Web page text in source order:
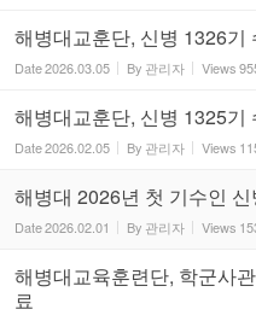
해병대교훈단, 신병 1326기
Date2026.03.05 By 관리자 Views
해병대교훈단, 신병 1325기
Date2026.02.05 By 관리자 Views
해병대 2026년 첫 기수인
Date2026.02.01 By 관리자 Views
해병대교육훈련단, 학군사
료